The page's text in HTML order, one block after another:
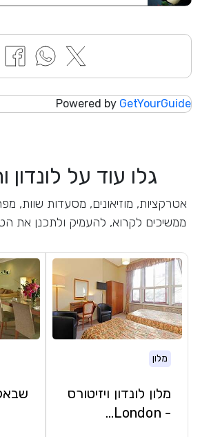
Powered by GetYourGuide
גלו עוד על לונדון
אטרקציות, מוזיאונים, מסעדות שוות,
ממשיכים לקרוא, להעמיק ולתכנן את
מלון
מלון לונדון ויזיטורס
- London...